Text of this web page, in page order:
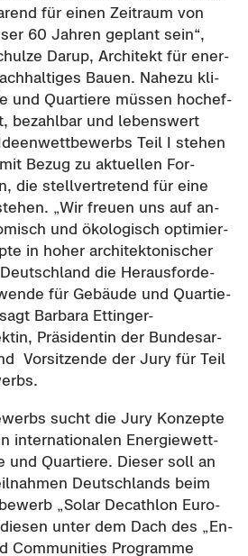
für einen Zeit­raum von
60 Jah­ren ge­plant sein“,
Darup, Ar­chi­tekt für en­er­
Bauen. Na­he­zu kli­
und Quar­tie­re müs­sen hoch­ef­
be­zahl­bar und le­bens­wert
Teil I ste­hen
Bezug zu ak­tu­el­len For­
die stell­ver­tre­tend für eine
„Wir freu­en uns auf an­
und öko­lo­gisch op­ti­mier­
in hoher ar­chi­tek­to­ni­scher
die Her­aus­for­de­
für Ge­bäu­de und Quar­tie­
Bar­ba­ra Ettinger-​
Prä­si­den­tin der Bun­des­ar­
Vor­sit­zen­de der Jury für Teil
sucht die Jury Kon­zep­te
in­ter­na­tio­na­len En­er­gie­wett­
und Quar­tie­re. Die­ser soll an
Deutsch­lands beim
„Solar De­c­a­th­lon Eu­ro­
unter dem Dach des „En­
Com­mu­nities Pro­gram­me